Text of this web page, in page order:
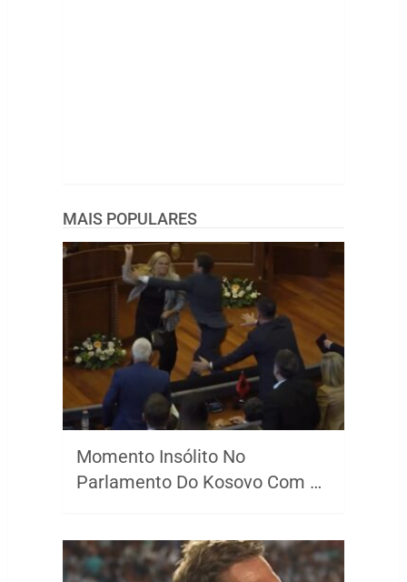
MAIS POPULARES
Momento Insólito No
Parlamento Do Kosovo Com …